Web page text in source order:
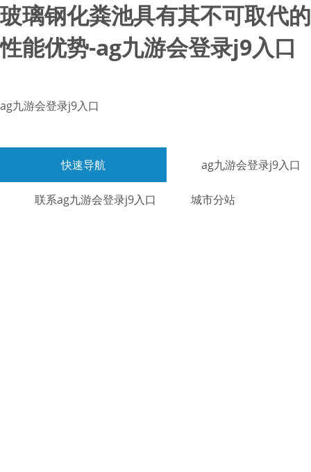
玻璃钢化粪池具有其不可取代的
性能优势-ag九游会登录j9入口
ag九游会登录j9入口
快速导航 ag九游会登录j9入口
联系ag九游会登录j9入口 城市分站